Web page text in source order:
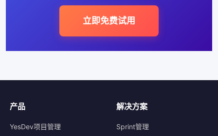
立即免费试用
产品
YesDev项目管理
解决方案
Sprint管理